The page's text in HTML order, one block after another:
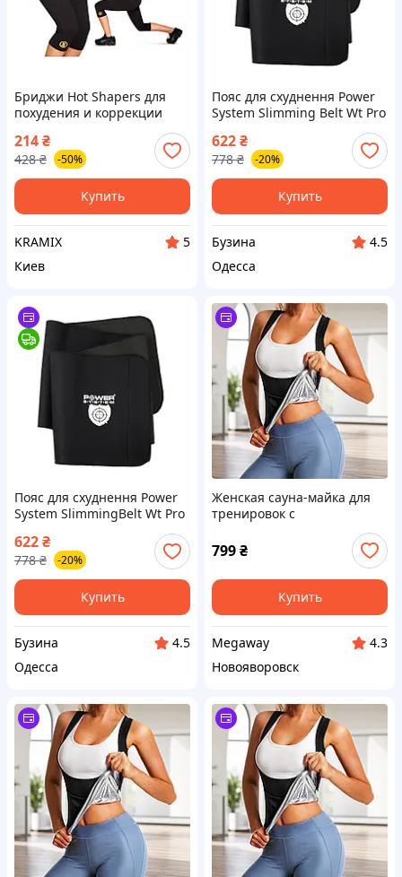
Бриджи Hot Shapers для
похудения и коррекции
фигуры спортивные шорты
для сжигания жира
214₴
428 ₴ -50%
Купить
KRAMIX
5
Киев
Пояс для схуднення Power
System Slimming Belt Wt Pro
buzyna
622₴
778 ₴ -20%
Купить
Бузина
4.5
Одесса
Пояс для схуднення Power
System SlimmingBelt Wt Pro
buzyna
622₴
778 ₴ -20%
Купить
Бузина
4.5
Одесса
Женская сауна-майка для
тренировок с
поддерживающей посадкой
в ​​зоне груди (размер L)
799₴
Купить
Megaway
4.3
Новояворовск